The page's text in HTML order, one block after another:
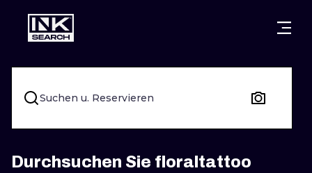
STÄDTE WARSCHAU
KRAKAU
BERLIN LONDON
HEIDELBERG EDINBURGH
STYLES
UNTERTITEL
NEW
SURREAL
Suchen u. Reservieren
Durchsuchen Sie floraltattoo